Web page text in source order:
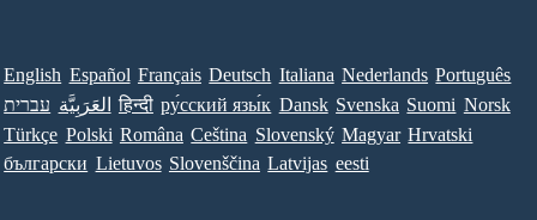
English Español Français Deutsch Italiana Nederlands Português
עברית العَرَبِيَّة हिन्दी ру́сский язы́к Dansk Svenska Suomi Norsk
Türkçe Polski Româna Ceština Slovenský Magyar Hrvatski
български Lietuvos Slovenščina Latvijas eesti